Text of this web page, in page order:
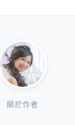
關於作者